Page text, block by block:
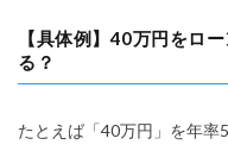
【具体例】40万円をロ
る？
たとえば「40万円」を年率